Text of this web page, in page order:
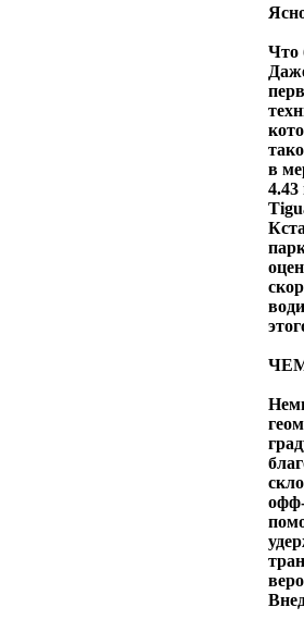
Что
в
4.43